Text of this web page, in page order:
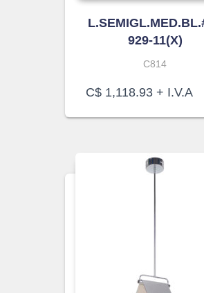
929-11(X)
C814
C$ 1,118.93 + I.V.A